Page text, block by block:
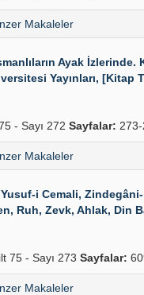
Makaleler
Ayak
Yayınları, [Kitap
- Sayı 272 Sayfalar:
Makaleler
i Cemali,
Ruh, Zevk, Ahlak, Din
75 - Sayı 273 Sayfalar:
Makaleler